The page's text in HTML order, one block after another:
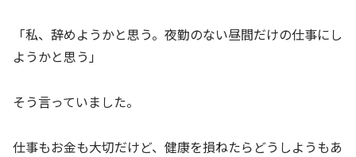
「私、辞めようかと思う。夜勤のない昼間だけの仕事にし
ようかと思う」
そう言っていました。
仕事もお金も大切だけど、健康を損ねたらどうしようもあ